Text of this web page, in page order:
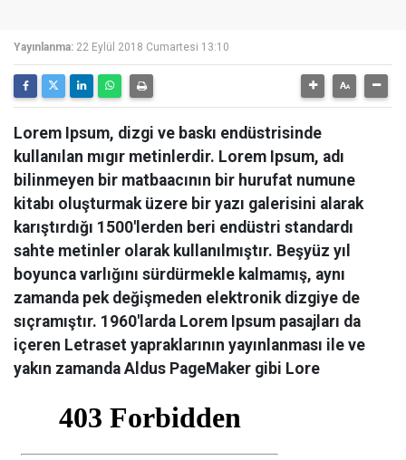
Yayınlanma: 22 Eylül 2018 Cumartesi 13:10
Lorem Ipsum, dizgi ve baskı endüstrisinde
kullanılan mıgır metinlerdir. Lorem Ipsum, adı
bilinmeyen bir matbaacının bir hurufat numune
kitabı oluşturmak üzere bir yazı galerisini alarak
karıştırdığı 1500'lerden beri endüstri standardı
sahte metinler olarak kullanılmıştır. Beşyüz yıl
boyunca varlığını sürdürmekle kalmamış, aynı
zamanda pek değişmeden elektronik dizgiye de
sıçramıştır. 1960'larda Lorem Ipsum pasajları da
içeren Letraset yapraklarının yayınlanması ile ve
yakın zamanda Aldus PageMaker gibi Lore